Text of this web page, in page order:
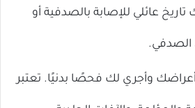
تاريخ عائلي للإصابة بالصدفية أو
الصدفي.
وأجري لك فحصًا بدنيًا. تعتبر